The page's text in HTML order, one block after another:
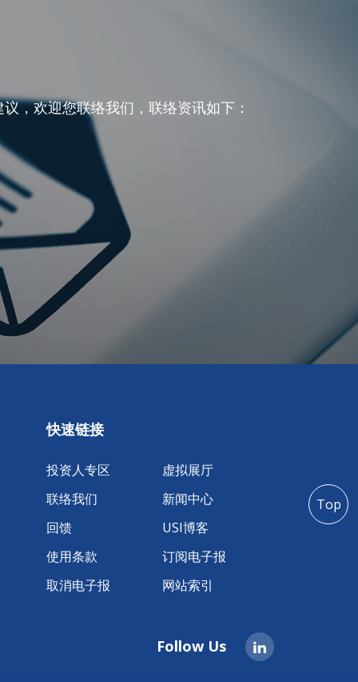
，欢迎您联络我们，联络资讯如下：
快速链接
投资人专区
虚拟展厅
联络我们
新闻中心
回馈
USI博客
使用条款
订阅电子报
取消电子报
网站索引
Follow Us
Top